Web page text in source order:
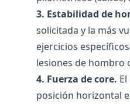
3. Estabilidad de
solicitada y la más
ejercicios
lesiones de hombro
4. Fuerza de core.
posición horizontal